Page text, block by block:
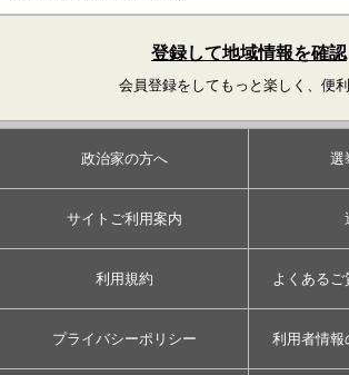
登録して地域情報を確認
会員登録をしてもっと楽しく、便利
政治家の方へ 選
サイトご利用案内
利用規約 よくあるご
プライバシーポリシー 利用者情報